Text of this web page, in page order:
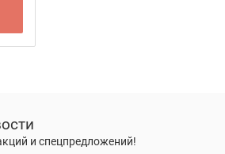
и спецпредложений!